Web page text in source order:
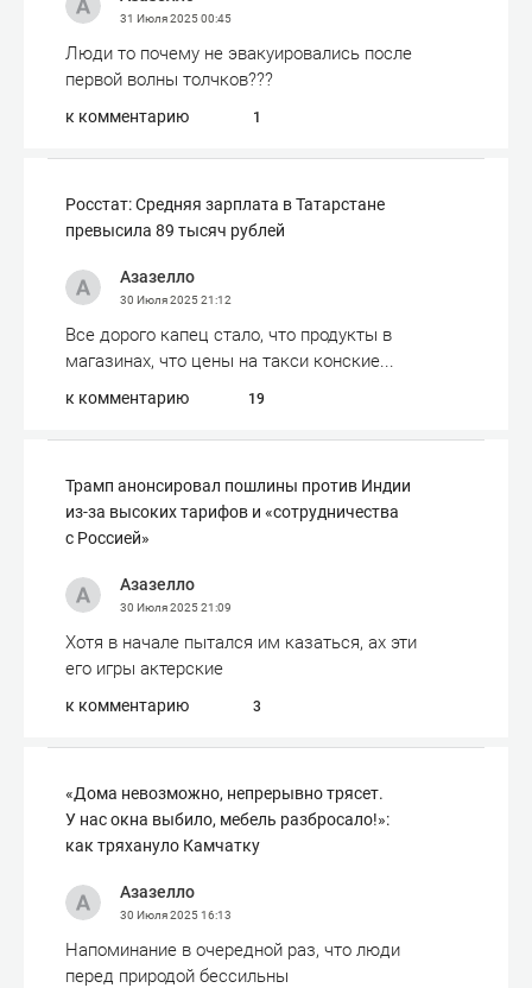
31 Июля 202500:45
Люди то почему не эвакуировались после
первой волны толчков???
к комментарию 1
Росстат: Средняя зарплата в Татарстане
превысила 89 тысяч рублей
Азазелло
30 Июля 202521:12
Все дорого капец стало, что продукты в
магазинах, что цены на такси конские...
к комментарию 19
Трамп анонсировал пошлины против Индии
из-за высоких тарифов и «сотрудничества
с Россией»
Азазелло
30 Июля 202521:09
Хотя в начале пытался им казаться, ах эти
его игры актерские
к комментарию 3
«Дома невозможно, непрерывно трясет.
У нас окна выбило, мебель разбросало!»:
как тряхануло Камчатку
Азазелло
30 Июля 202516:13
Напоминание в очередной раз, что люди
перед природой бессильны